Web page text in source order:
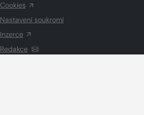
Cookies
Nastavení soukromí
Inzerce
Redakce